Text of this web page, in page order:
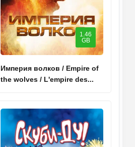
1.46
GB
Империя волков / Empire of
the wolves / L'empire des...